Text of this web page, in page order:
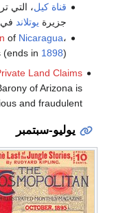
قناة كيل، التي
جزيرة يوتلاند في
of Nicaragua،
(ends in 1898).
Land Claims
of Arizona is
and fraudulent".
يوليو-سبتمبر